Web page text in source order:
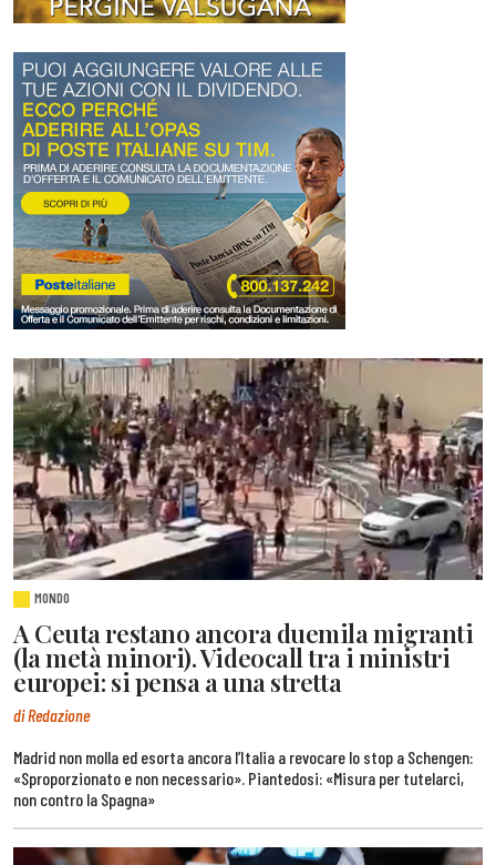
MONDO
A Ceuta restano ancora duemila migranti
(la metà minori). Videocall tra i ministri
europei: si pensa a una stretta
di Redazione
Madrid non molla ed esorta ancora l’Italia a revocare lo stop a Schengen:
«Sproporzionato e non necessario». Piantedosi: «Misura per tutelarci,
non contro la Spagna»